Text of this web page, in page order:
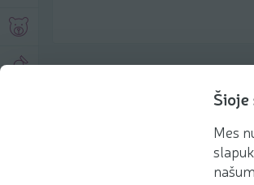
Mes
Produkto aprašymas